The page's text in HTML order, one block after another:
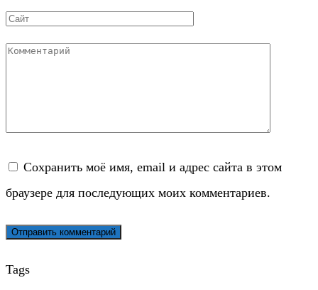
Сайт
Комментарий
Сохранить моё имя, email и адрес сайта в этом
браузере для последующих моих комментариев.
Tags